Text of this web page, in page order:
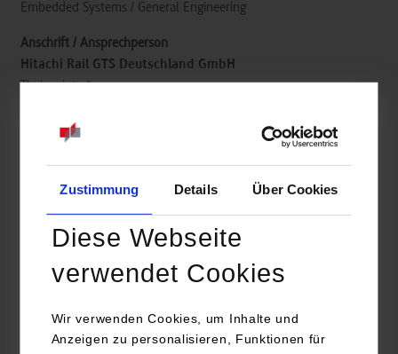
Zustimmung Details Über Cookies
Diese Webseite
verwendet Cookies
Wir verwenden Cookies, um Inhalte und
Anzeigen zu personalisieren, Funktionen für
Embedded Systems / General Engineering
Hitachi Rail GTS Deutschland GmbH
Thalesplatz 1
www.hitachirail.com
belegt